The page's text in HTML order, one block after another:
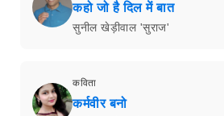
कहो जो है दिल में बात
सुनील खेड़ीवाल 'सुराज'
कविता
कर्मवीर बनो